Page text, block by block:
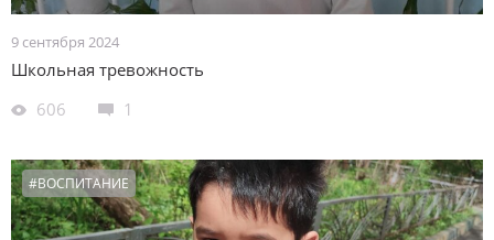
9 сентября 2024
Школьная тревожность
606
1
#ВОСПИТАНИЕ